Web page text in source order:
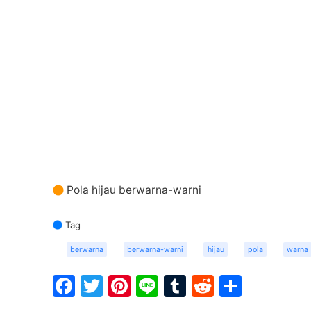
Pola hijau berwarna-warni
Tag
berwarna berwarna-warni hijau pola warna
Facebook
Twitter
Pinterest
LineTumblr
Reddit